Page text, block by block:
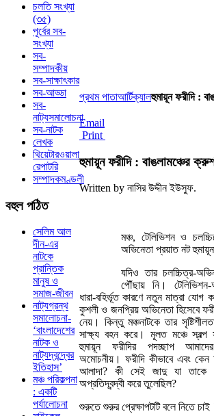
প্রথম পাতাআর্টিক্যালহুমায়ূন ফরীদি :
Email
Print
হুমায়ূন ফরীদি : বাঙলামঞ্চের
Written by নাসির উদ্দীন ইউসুফ.
মঞ্চ, টেলিভিশন ও
অভিনেতা প্রয়াত নট
যদিও তার চলচ্চিত্র-
পৌঁছায় নি।
ধারা-বহির্ভূত কারণে নতুন মাত্রা যোগ
কুশলী ও জনপ্রিয় অভিনেতা হিসেবে
নেয়। কিন্তু মঞ্চনাটকে তার
সাক্ষ্য বহন করে। মূলত মঞ্চে স্বল্প
হুমায়ূন ফরীদির পদচ্ছাপ আমাদের
অমোচনীয়। ফরীদি কীভাবে এবং
আলাদা? কী সেই জাদু যা তাকে
অপ্রতিদ্বন্দ্বী করে তুলেছিল?
শুরুতে শুরুর প্রেক্ষাপটটি বলে নিতে চাই।
চলতি সংখ্যা
(৩৫)
পূর্বের সব-
সংখ্যা
সব-
সম্পাদকীয়
সব-সাক্ষাৎকার
সব-আড্ডা
সব-
নাট্যসমালোচনা
সব-নাটক
লেখক
থিয়েটারওয়ালা
রেপাটরি
সম্পাদকমণ্ডলী
বহুলপঠিত
সেলিম আল
দীন-এর
নাটকে
প্রান্তিক
মানুষ ও
সমাজ-জীবন
নাট্যগ্রন্থ
সমালোচনা-
‘বাংলাদেশের
নাটক ও
নাট্যদ্বন্দ্বের
ইতিহাস’
মঞ্চ পরিকল্পনা
: একটি
পর্যালোচনা